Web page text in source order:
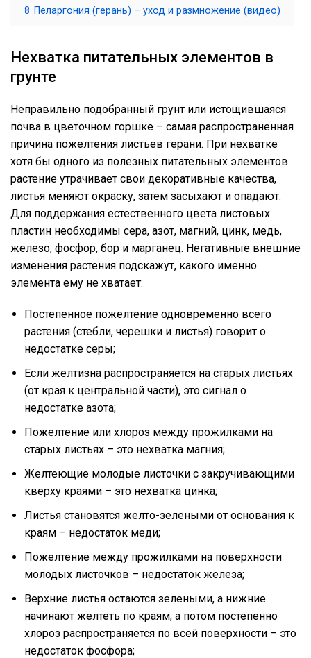
8 Пеларгония (герань) – уход и размножение (видео)
Нехватка питательных элементов в
грунте
Неправильно подобранный грунт или истощившаяся
почва в цветочном горшке – самая распространенная
причина пожелтения листьев герани. При нехватке
хотя бы одного из полезных питательных элементов
растение утрачивает свои декоративные качества,
листья меняют окраску, затем засыхают и опадают.
Для поддержания естественного цвета листовых
пластин необходимы сера, азот, магний, цинк, медь,
железо, фосфор, бор и марганец. Негативные внешние
изменения растения подскажут, какого именно
элемента ему не хватает:
Постепенное пожелтение одновременно всего
растения (стебли, черешки и листья) говорит о
недостатке серы;
Если желтизна распространяется на старых листьях
(от края к центральной части), это сигнал о
недостатке азота;
Пожелтение или хлороз между прожилками на
старых листьях – это нехватка магния;
Желтеющие молодые листочки с закручивающими
кверху краями – это нехватка цинка;
Листья становятся желто-зелеными от основания к
краям – недостаток меди;
Пожелтение между прожилками на поверхности
молодых листочков – недостаток железа;
Верхние листья остаются зелеными, а нижние
начинают желтеть по краям, а потом постепенно
хлороз распространяется по всей поверхности – это
недостаток фосфора;